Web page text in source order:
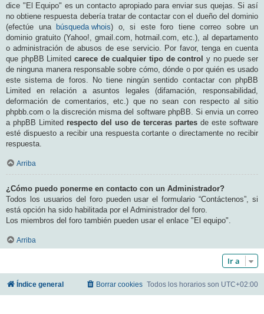
dice "El Equipo" es un contacto apropiado para enviar sus quejas. Si así
no obtiene respuesta debería tratar de contactar con el dueño del dominio
(efectúe una
búsqueda whois) o, si este foro tiene correo sobre un
dominio gratuito (Yahoo!, gmail.com, hotmail.com, etc.), al departamento
o administración de abusos de ese servicio. Por favor, tenga en cuenta
que phpBB Limited carece de cualquier tipo de control y no puede ser
de ninguna manera responsable sobre cómo, dónde o por quién es usado
este sistema de foros. No tiene ningún sentido contactar con phpBB
Limited en relación a asuntos legales (difamación, responsabilidad,
deformación de comentarios, etc.) que no sean con respecto al sitio
phpbb.com o la discreción misma del software phpBB. Si envia un correo
a phpBB Limited respecto del uso de terceras partes de este software
esté dispuesto a recibir una respuesta cortante o directamente no recibir
respuesta.
Arriba
¿Cómo puedo ponerme en contacto con un Administrador?
Todos los usuarios del foro pueden usar el formulario “Contáctenos”, si
está opción ha sido habilitada por el Administrador del foro.
Los miembros del foro también pueden usar el enlace "El equipo".
Arriba
Ir a
Índice general Todos los horarios son UTC+02:00
Borrar cookies